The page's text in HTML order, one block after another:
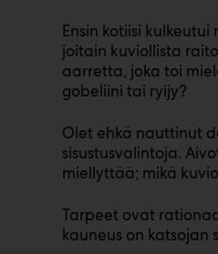
Ensin kotiisi
joitain kuviollista
aarretta, joka toi
gobeliini tai ryijy?
Olet ehkä nauttinut
sisustusvalintoja.
miellyttää; mikä
Tarpeet ovat
kauneus on katsojan